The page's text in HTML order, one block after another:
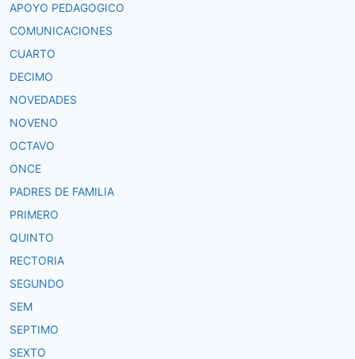
APOYO PEDAGOGICO
COMUNICACIONES
CUARTO
DECIMO
NOVEDADES
NOVENO
OCTAVO
ONCE
PADRES DE FAMILIA
PRIMERO
QUINTO
RECTORIA
SEGUNDO
SEM
SEPTIMO
SEXTO